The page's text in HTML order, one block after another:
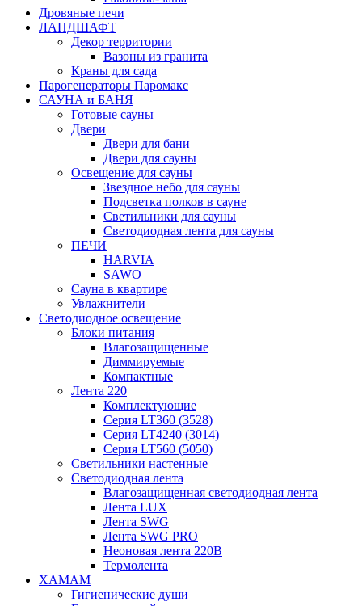
Дровяные печи
ЛАНДШАФТ
Декор территории
Вазоны из гранита
Краны для сада
Парогенераторы Паромакс
САУНА и БАНЯ
Готовые сауны
Двери
Двери для бани
Двери для сауны
Освещение для сауны
Звездное небо для сауны
Подсветка полков в сауне
Светильники для сауны
Светодиодная лента для сауны
ПЕЧИ
HARVIA
SAWO
Сауна в квартире
Увлажнители
Светодиодное освещение
Блоки питания
Влагозащищенные
Диммируемые
Компактные
Лента 220
Комплектующие
Серия LT360 (3528)
Серия LT4240 (3014)
Серия LT560 (5050)
Светильники настенные
Светодиодная лента
Влагозащищенная светодиодная лента
Лента LUX
Лента SWG
Лента SWG PRO
Неоновая лента 220В
Термолента
ХАМАМ
Гигиенические души